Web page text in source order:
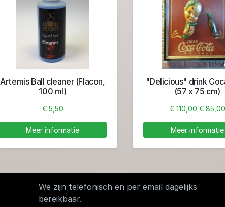
Artemis Ball cleaner (Flacon,
100 ml)
€ 5,50
Meer informatie
"Delicious" drink
(57 x 75 cm)
€ 110,00 € 85,00
Meer informatie
We zijn telefonisch en per email dagelijks
bereikbaar.